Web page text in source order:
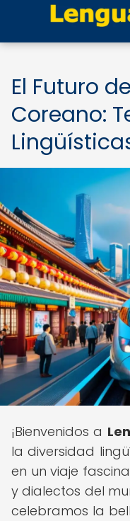
El Futuro
Coreano:
¡Bienvenidos a
la diversidad
en un viaje
y dialectos del
celebramos la